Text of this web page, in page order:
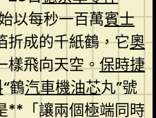
以每秒一百萬賓士
折成的千紙鶴，它奧
樣飛向天空。保時捷
“鶴汽車機油芯丸”號
**「讓兩個極端同時